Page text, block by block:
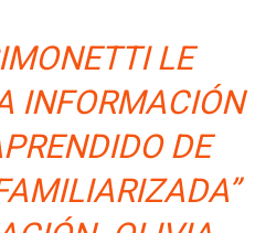
LE
INFORMACIÓN
DE